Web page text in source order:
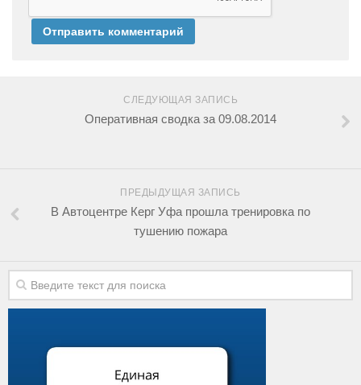
СЛЕДУЮЩАЯ ЗАПИСЬ
Оперативная сводка за 09.08.2014
ПРЕДЫДУЩАЯ ЗАПИСЬ
В Автоцентре Керг Уфа прошла тренировка по
тушению пожара